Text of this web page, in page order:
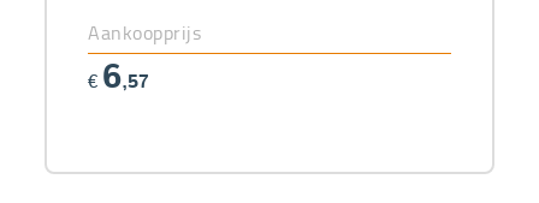
Aankoopprijs
€ 6,57